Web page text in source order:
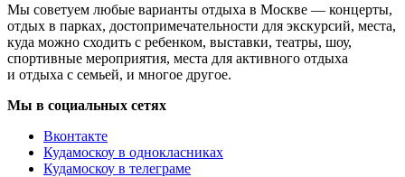
Мы советуем любые варианты отдыха в Москве — концерты,
отдых в парках, достопримечательности для экскурсий, места,
куда можно сходить с ребенком, выставки, театры, шоу,
спортивные мероприятия, места для активного отдыха
и отдыха с семьей, и многое другое.
Мы в социальных сетях
Вконтакте
Кудамоскоу в однокласниках
Кудамоскоу в телеграме